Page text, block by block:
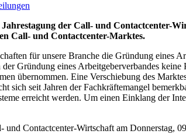
der Call- und Contactcenter-
Call- und Contactcenter-Marktes.
für unsere Branche die Gründung eines
Gründung eines Arbeitgeberverbandes
übernommen. Eine Verschiebung des
sich seit Jahren der Fachkräftemangel
erreicht werden. Um einen Einklang der
und Contactcenter-Wirtschaft am Donnerstag,